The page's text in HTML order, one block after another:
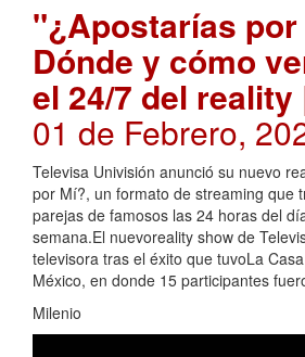
"¿Apostarías
Dónde y cómo
el 24/7 del reality
01 de Febrero,
Televisa Univisión anunció su nuevo
por Mí?, un formato de streaming que
parejas de famosos las 24 horas del
semana.El nuevoreality show de
televisora tras el éxito que tuvoLa
México, en donde 15 participantes
Milenio